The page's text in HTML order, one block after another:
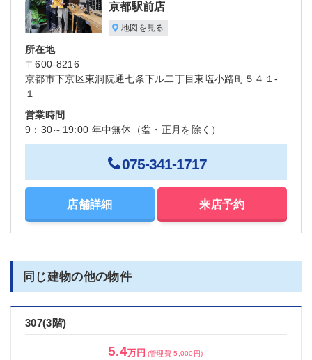
京都駅前店
地図を見る
所在地
〒600-8216
京都市下京区東洞院通七条下ル二丁目東塩小路町５４１-
１
営業時間
9：30～19:00 年中無休（盆・正月を除く）
075-341-1717
店舗詳細 来店予約
同じ建物の他の物件
307(3階)
5.4万円 (管理費 5,000円)